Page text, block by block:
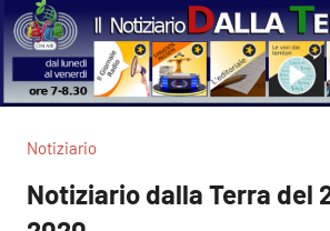
Notiziario
Notiziario dalla Terra del